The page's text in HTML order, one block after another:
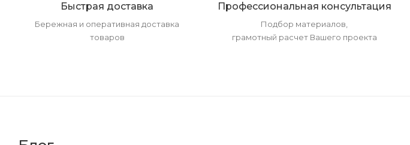
Быстрая доставка
Бережная и оперативная доставка
товаров
Профессиональная консультация
Подбор материалов,
грамотный расчет Вашего проекта